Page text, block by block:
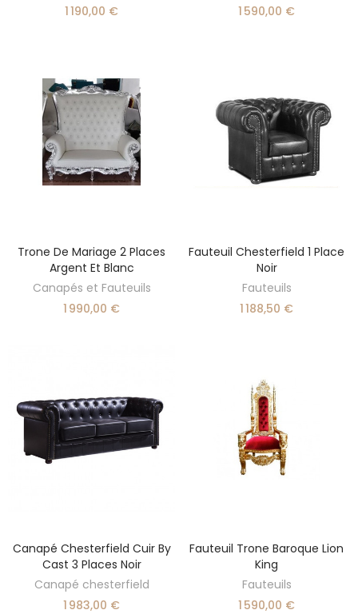
1 190,00 €
1 590,00 €
AJOUTER AU PANIER
Trone De Mariage 2 Places
Argent Et Blanc
Canapés et Fauteuils
1 990,00 €
AJOUTER AU PANIER
Fauteuil Chesterfield 1 Place
Noir
Fauteuils
1 188,50 €
SÉLECTIONNER UNE OPTION
Canapé Chesterfield Cuir By
Cast 3 Places Noir
Canapé chesterfield
1 983,00 €
AJOUTER AU PANIER
Fauteuil Trone Baroque Lion
King
Fauteuils
1 590,00 €